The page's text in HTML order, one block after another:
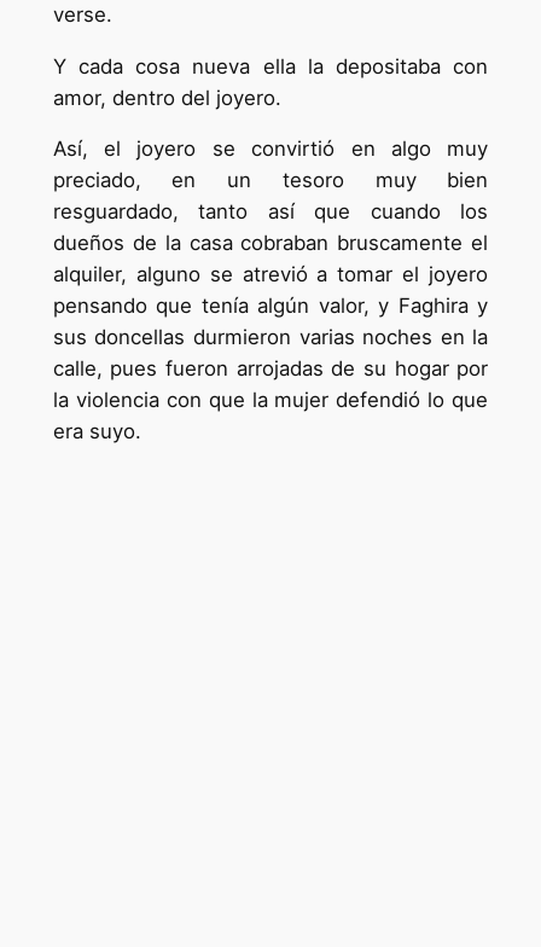
verse.
Y cada cosa nueva ella la depositaba con
amor, dentro del joyero.
Así, el joyero se convirtió en algo muy
preciado, en un tesoro muy bien
resguardado, tanto así que cuando los
dueños de la casa cobraban bruscamente el
alquiler, alguno se atrevió a tomar el joyero
pensando que tenía algún valor, y Faghira y
sus doncellas durmieron varias noches en la
calle, pues fueron arrojadas de su hogar por
la violencia con que la mujer defendió lo que
era suyo.